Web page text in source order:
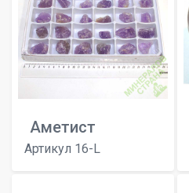
Аметист
Артикул 16-L